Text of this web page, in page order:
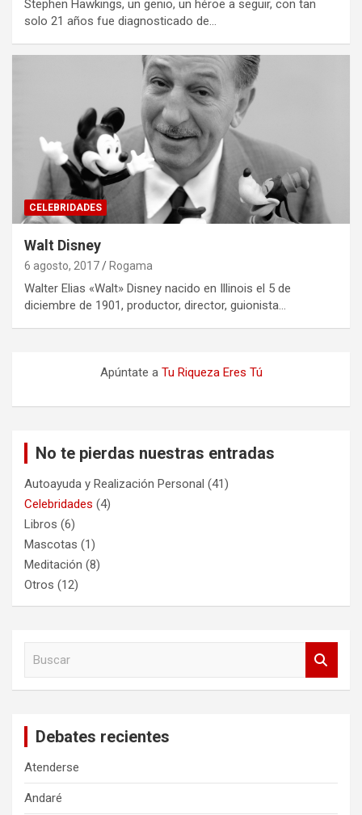
Stephen Hawkings, un genio, un héroe a seguir, con tan
solo 21 años fue diagnosticado de…
CELEBRIDADES
Walt Disney
6 agosto, 2017 Rogama
Walter Elias «Walt» Disney nacido en Illinois el 5 de
diciembre de 1901, productor, director, guionista…
Apúntate a Tu Riqueza Eres Tú
No te pierdas nuestras entradas
Autoayuda y Realización Personal (41)
Celebridades (4)
Libros (6)
Mascotas (1)
Meditación (8)
Otros (12)
Debates recientes
Atenderse
Andaré